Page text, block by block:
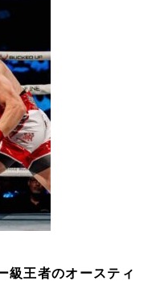
級王者のオースティ